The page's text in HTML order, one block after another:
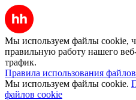
Мы используем файлы cookie,
правильную работу нашего
трафик.
Правила использования
Мы используем файлы cookie.
файлов cookie